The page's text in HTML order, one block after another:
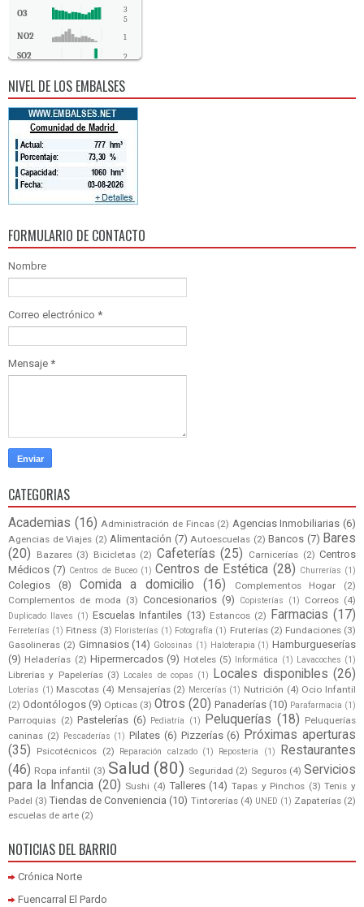
O3
3
5
NO2 1
SO2 2
NIVEL DE LOS EMBALSES
FORMULARIO DE CONTACTO
Nombre
Correo electrónico *
Mensaje *
CATEGORIAS
Academias (16) Administración de Fincas (2) Agencias Inmobiliarias (6)
Agencias de Viajes (2) Alimentación (7) Autoescuelas (2) Bancos (7) Bares
(20)
Bazares (3) Bicicletas (2) Cafeterías (25) Carnicerías (2) Centros
Médicos (7) Centros de Buceo (1) Centros de Estética (28) Churrerías (1)
Colegios (8) Comida a domicilio (16) Complementos Hogar
(2)
Complementos de moda (3) Concesionarios (9) Copisterías (1) Correos (4)
Duplicado llaves (1) Escuelas Infantiles (13) Estancos (2) Farmacias (17)
Ferreterías (1) Fitness (3) Floristerías (1) Fotografía (1) Fruterías (2) Fundaciones (3)
Gasolineras (2) Gimnasios (14) Golosinas (1) Haloterapia (1) Hamburgueserías
(9) Heladerías (2) Hipermercados (9) Hoteles (5) Informática (1) Lavacoches (1)
Librerías y Papelerías (3) Locales de copas (1) Locales disponibles (26)
Loterías (1) Mascotas (4) Mensajerías (2) Mercerías (1) Nutrición (4) Ocio Infantil
(2) Odontólogos (9) Opticas (3) Otros (20) Panaderías (10) Parafarmacia (1)
Parroquias (2) Pastelerías (6) Pediatría (1) Peluquerías (18) Peluquerías
caninas (2) Pescaderías (1) Pilates (6) Pizzerías (6) Próximas aperturas
(35)
Psicotécnicos (2) Reparación calzado (1) Repostería (1)
Restaurantes
(46) Ropa infantil (3) Salud (80) Seguridad (2) Seguros (4) Servicios
para la Infancia (20) Sushi (4) Talleres (14) Tapas y Pinchos (3) Tenis y
Padel (3) Tiendas de Conveniencia (10) Tintorerías (4) UNED (1) Zapaterías (2)
escuelas de arte (2)
NOTICIAS DEL BARRIO
Crónica Norte
Fuencarral El Pardo